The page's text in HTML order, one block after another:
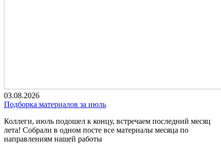
03.08.2026
Подборка материалов за июль
Коллеги, июль подошел к концу, встречаем последний месяц
лета! Собрали в одном посте все материалы месяца по
направлениям нашей работы